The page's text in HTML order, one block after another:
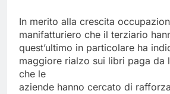
In merito alla crescita
manifatturiero che il terziario
quest’ultimo in particolare ha
maggiore rialzo sui libri paga da
che le
aziende hanno cercato di